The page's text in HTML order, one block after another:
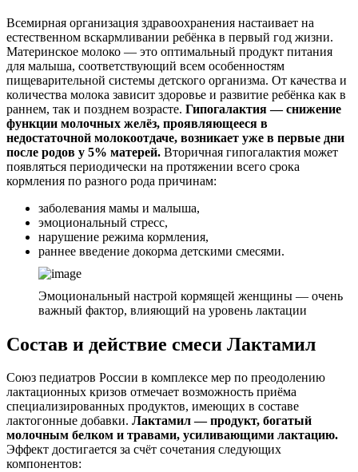
Всемирная организация здравоохранения настаивает на
естественном вскармливании ребёнка в первый год жизни.
Материнское молоко — это оптимальный продукт питания
для малыша, соответствующий всем особенностям
пищеварительной системы детского организма. От качества и
количества молока зависит здоровье и развитие ребёнка как в
раннем, так и позднем возрасте. Гипогалактия — снижение
функции молочных желёз, проявляющееся в
недостаточной молокоотдаче, возникает уже в первые дни
после родов у 5% матерей. Вторичная гипогалактия может
появляться периодически на протяжении всего срока
кормления по разного рода причинам:
заболевания мамы и малыша,
эмоциональный стресс,
нарушение режима кормления,
раннее введение докорма детскими смесями.
Эмоциональный настрой кормящей женщины — очень
важный фактор, влияющий на уровень лактации
Состав и действие смеси Лактамил
Союз педиатров России в комплексе мер по преодолению
лактационных кризов отмечает возможность приёма
специализированных продуктов, имеющих в составе
лактогонные добавки. Лактамил — продукт, богатый
молочным белком и травами, усиливающими лактацию.
Эффект достигается за счёт сочетания следующих
компонентов: